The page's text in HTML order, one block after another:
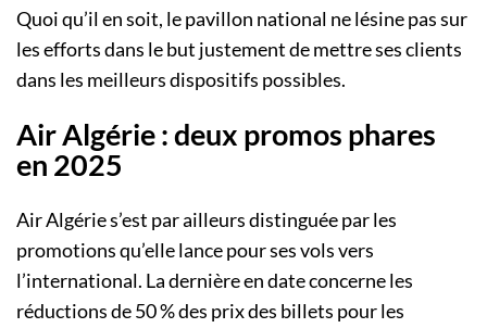
Quoi qu’il en soit, le pavillon national ne lésine pas sur
les efforts dans le but justement de mettre ses clients
dans les meilleurs dispositifs possibles.
Air Algérie : deux promos phares
en 2025
Air Algérie s’est par ailleurs distinguée par les
promotions qu’elle lance pour ses vols vers
l’international. La dernière en date concerne les
réductions de 50 % des prix des billets pour les